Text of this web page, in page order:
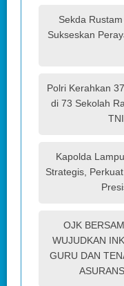
Sekda
Sukseskan
Polri Kerahkan
di 73 Sekolah
TNI
Kapolda
Strategis,
OJK
WUJUDKAN
GURU DAN